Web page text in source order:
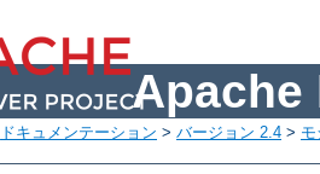
Apache
ドキュメンテーション > バージョン 2.4 >